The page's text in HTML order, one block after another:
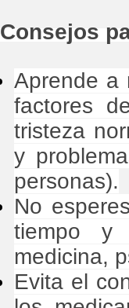
Consejos
Aprende a
factores
tristeza
y
personas).
No
tiempo y
medicina,
Evita el